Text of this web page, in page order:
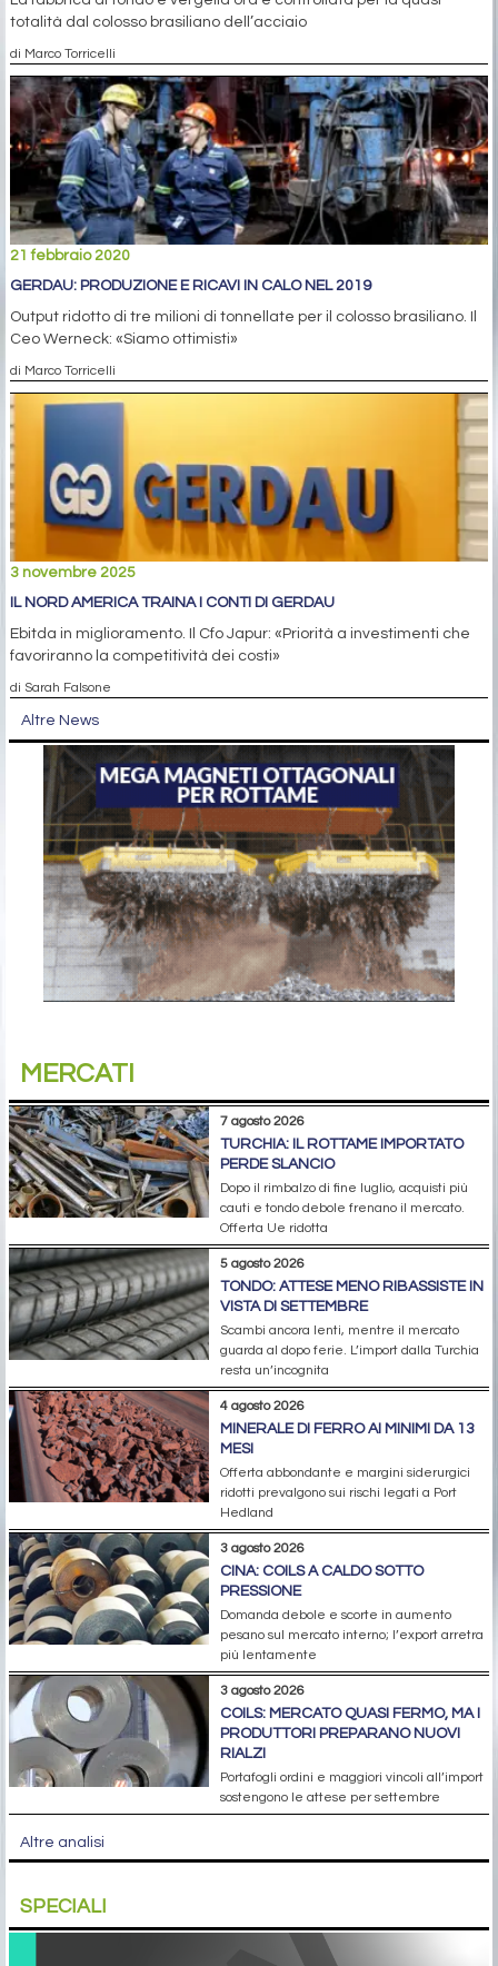
totalità dal colosso brasiliano dell’acciaio
di Marco Torricelli
21 febbraio 2020
GERDAU: PRODUZIONE E RICAVI IN CALO NEL 2019
Output ridotto di tre milioni di tonnellate per il colosso brasiliano. Il
Ceo Werneck: «Siamo ottimisti»
di Marco Torricelli
3 novembre 2025
IL NORD AMERICA TRAINA I CONTI DI GERDAU
Ebitda in miglioramento. Il Cfo Japur: «Priorità a investimenti che
favoriranno la competitività dei costi»
di Sarah Falsone
Altre News
MERCATI
7 agosto 2026
TURCHIA: IL ROTTAME IMPORTATO
PERDE SLANCIO
Dopo il rimbalzo di fine luglio, acquisti più
cauti e tondo debole frenano il mercato.
Offerta Ue ridotta
5 agosto 2026
TONDO: ATTESE MENO RIBASSISTE IN
VISTA DI SETTEMBRE
Scambi ancora lenti, mentre il mercato
guarda al dopo ferie. L’import dalla Turchia
resta un’incognita
4 agosto 2026
MINERALE DI FERRO AI MINIMI DA 13
MESI
Offerta abbondante e margini siderurgici
ridotti prevalgono sui rischi legati a Port
Hedland
3 agosto 2026
CINA: COILS A CALDO SOTTO
PRESSIONE
Domanda debole e scorte in aumento
pesano sul mercato interno; l’export arretra
più lentamente
3 agosto 2026
COILS: MERCATO QUASI FERMO, MA I
PRODUTTORI PREPARANO NUOVI
RIALZI
Portafogli ordini e maggiori vincoli all’import
sostengono le attese per settembre
Altre analisi
SPECIALI